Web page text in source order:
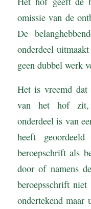
omissie van de
De
onderdeel
geen dubbel werk
Het is vreemd
van het hof zit,
onderdeel is van
heeft
beroepschrift als
door of namens
beroepsschrift
ondertekend maar